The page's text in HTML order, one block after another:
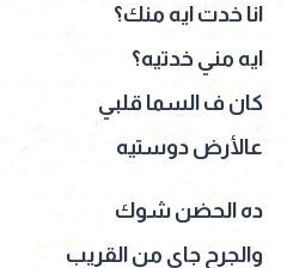
انا خدت ايه منك؟
ايه مني خدتيه؟
كان ف السما قلبي
عالأرض دوستيه
ده الحضن شوك
والجرح جاي من القريب